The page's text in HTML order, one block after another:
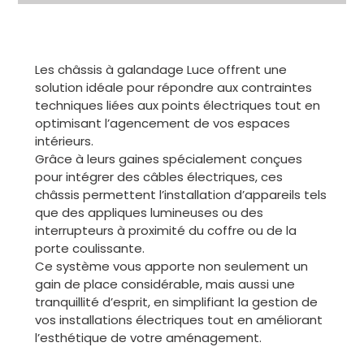
Les châssis à galandage Luce offrent une
solution idéale pour répondre aux contraintes
techniques liées aux points électriques tout en
optimisant l’agencement de vos espaces
intérieurs.
Grâce à leurs gaines spécialement conçues
pour intégrer des câbles électriques, ces
châssis permettent l’installation d’appareils tels
que des appliques lumineuses ou des
interrupteurs à proximité du coffre ou de la
porte coulissante.
Ce système vous apporte non seulement un
gain de place considérable, mais aussi une
tranquillité d’esprit, en simplifiant la gestion de
vos installations électriques tout en améliorant
l’esthétique de votre aménagement.